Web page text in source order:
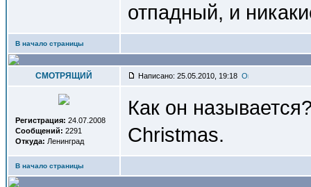
отпадный, и
В начало страницы
СМОТРЯЩИЙ Написано: 25.05.2010, 19:18
Регистрация: 24.07.2008
Сообщений: 2291
Откуда: Ленинград
Как он
Christmas.
В начало страницы